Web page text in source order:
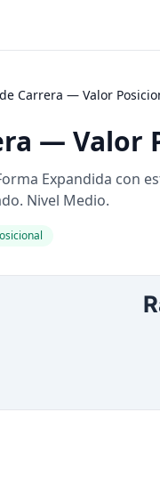
Carrera — Valor
— Valor
Expandida con
Nivel Medio.